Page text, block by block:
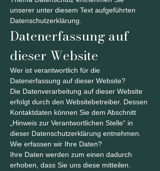
unserer unter diesem Text aufgeführten
Datenschutzerklärung.
Datenerfassung auf
dieser Website
Wer ist verantwortlich für die
Datenerfassung auf dieser Website?
Die Datenverarbeitung auf dieser Website
erfolgt durch den Websitebetreiber. Dessen
Kontaktdaten können Sie dem Abschnitt
„Hinweis zur Verantwortlichen Stelle“ in
dieser Datenschutzerklärung entnehmen.
Wie erfassen wir Ihre Daten?
Ihre Daten werden zum einen dadurch
erhoben, dass Sie uns diese mitteilen.